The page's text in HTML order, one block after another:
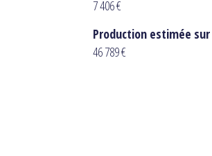
7 406 €
Production estimée sur
46 789 €